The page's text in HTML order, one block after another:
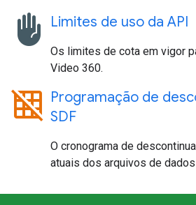
front_hand Limites de uso da API
Os limites de cota em vigor
Video 360.
grid_off Programação de
SDF
O cronograma de
atuais dos arquivos de